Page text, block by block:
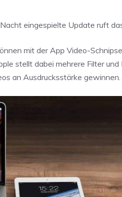
eingespielte Update ruft
mit der App Video-
stellt dabei mehrere Filter
an Ausdrucksstärke gewinnen.